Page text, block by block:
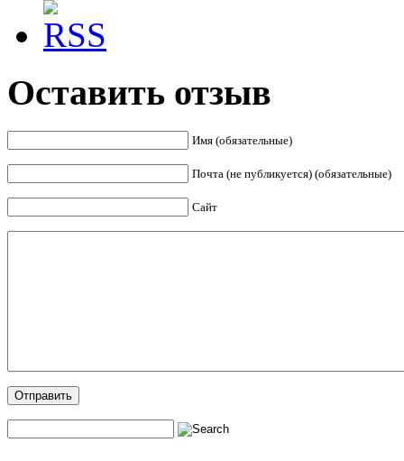
Оставить отзыв
Имя (обязательные)
Почта (не публикуется) (обязательные)
Сайт